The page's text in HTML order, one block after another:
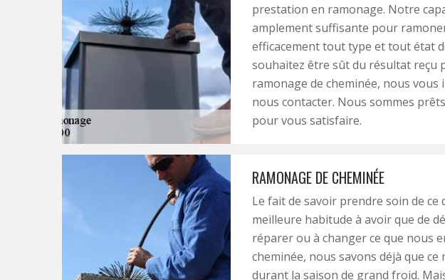
prestation en ramonage. Notre
amplement suffisante pour
efficacement tout type et tout état
souhaitez être sût du résultat reçu
ramonage de cheminée, nous
nous contacter. Nous sommes
pour vous satisfaire.
RAMONAGE DE CHEMINÉE
Le fait de savoir prendre soin de ce
meilleure habitude à avoir que de
réparer ou à changer ce que nous
cheminée, nous savons déjà que
durant la saison de grand froid.